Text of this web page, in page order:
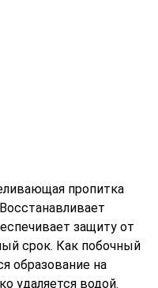
пропитка
защиту от
срок. Как побочный
образование на
удаляется водой.